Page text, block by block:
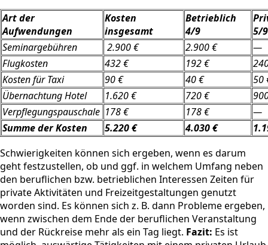
Art der
Aufwendungen
Kosten
insgesamt
Betrieblich
4/9
5/9
Seminargebühren
2.900 € 2.900 €
—
Flugkosten
432 € 192 €
Kosten für Taxi
90 € 40 €
50
Übernachtung Hotel
1.620 € 720 €
Verpflegungspauschale 178 € 178 €
—
Summe der Kosten
5.220 € 4.030 €
Schwierigkeiten können sich ergeben, wenn es darum
geht festzustellen, ob und ggf. in welchem Umfang neben
den beruflichen bzw. betrieblichen Interessen Zeiten für
private Aktivitäten und Freizeitgestaltungen genutzt
worden sind. Es können sich z. B. dann Probleme ergeben,
wenn zwischen dem Ende der beruflichen Veranstaltung
und der Rückreise mehr als ein Tag liegt. Fazit: Es ist